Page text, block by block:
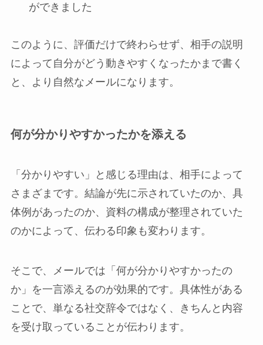
ができました
このように、評価だけで終わらせず、相手の説明
によって自分がどう動きやすくなったかまで書く
と、より自然なメールになります。
何が分かりやすかったかを添える
「分かりやすい」と感じる理由は、相手によって
さまざまです。結論が先に示されていたのか、具
体例があったのか、資料の構成が整理されていた
のかによって、伝わる印象も変わります。
そこで、メールでは「何が分かりやすかったの
か」を一言添えるのが効果的です。具体性がある
ことで、単なる社交辞令ではなく、きちんと内容
を受け取っていることが伝わります。